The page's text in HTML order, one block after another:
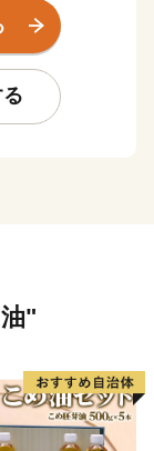
を有していま
たくさんの魅
"